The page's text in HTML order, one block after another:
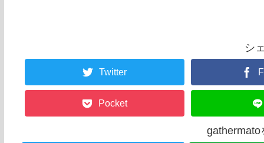
シ
Twitter
Pocket
gathermato